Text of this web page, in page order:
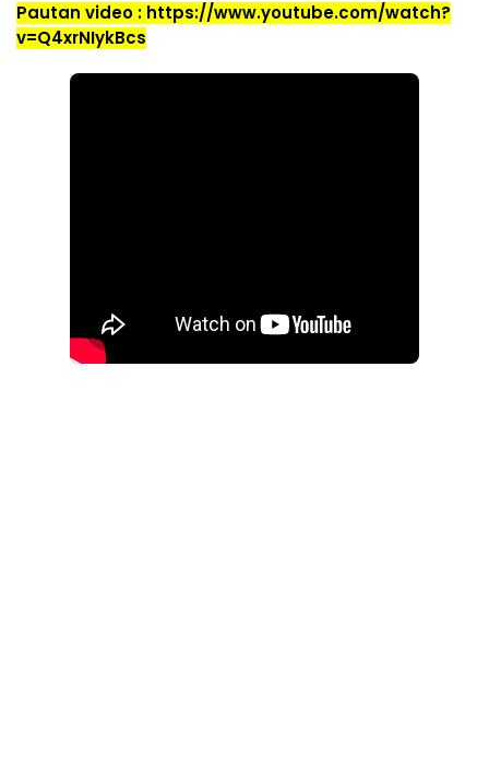
Pautan video : https://www.youtube.com/watch?
v=Q4xrNIykBcs